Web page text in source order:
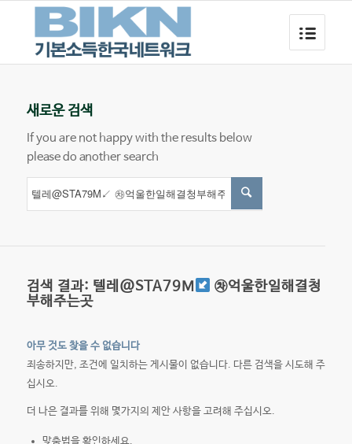
새로운 검색
If you are not happy with the results below
please do another search
검색 결과: 텔레@STA79M
㉷억울한일해결청
부해주는곳
아무 것도 찾을 수 없습니다
죄송하지만, 조건에 일치하는 게시물이 없습니다. 다른 검색을 시도해 주
십시오.
더 나은 결과를 위해 몇가지의 제안 사항을 고려해 주십시오.
맞춤법을 확인하세요.